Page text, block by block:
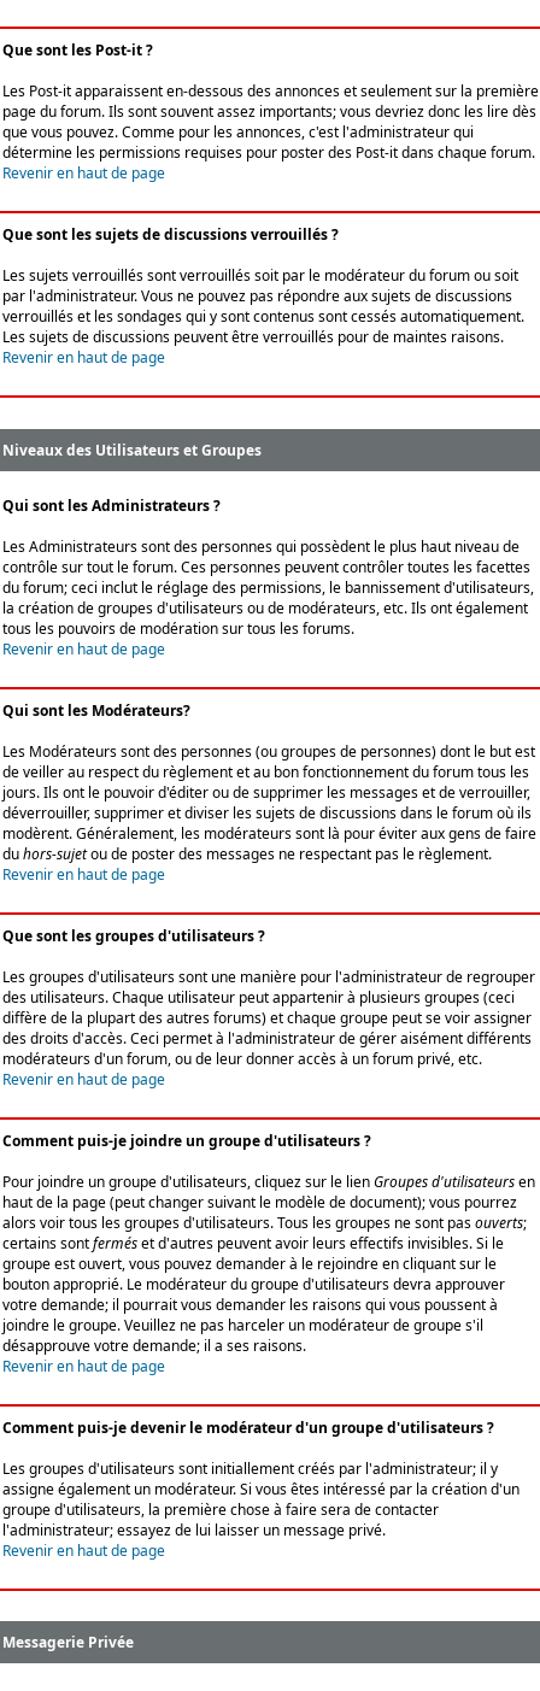
Que sont les Post-it ?
Les Post-it apparaissent en-dessous des annonces et seulement sur la première
page du forum. Ils sont souvent assez importants; vous devriez donc les lire dès
que vous pouvez. Comme pour les annonces, c'est l'administrateur qui
détermine les permissions requises pour poster des Post-it dans chaque forum.
Revenir en haut de page
Que sont les sujets de discussions verrouillés ?
Les sujets verrouillés sont verrouillés soit par le modérateur du forum ou soit
par l'administrateur. Vous ne pouvez pas répondre aux sujets de discussions
verrouillés et les sondages qui y sont contenus sont cessés automatiquement.
Les sujets de discussions peuvent être verrouillés pour de maintes raisons.
Revenir en haut de page
Niveaux des Utilisateurs et Groupes
Qui sont les Administrateurs ?
Les Administrateurs sont des personnes qui possèdent le plus haut niveau de
contrôle sur tout le forum. Ces personnes peuvent contrôler toutes les facettes
du forum; ceci inclut le réglage des permissions, le bannissement d'utilisateurs,
la création de groupes d'utilisateurs ou de modérateurs, etc. Ils ont également
tous les pouvoirs de modération sur tous les forums.
Revenir en haut de page
Qui sont les Modérateurs?
Les Modérateurs sont des personnes (ou groupes de personnes) dont le but est
de veiller au respect du règlement et au bon fonctionnement du forum tous les
jours. Ils ont le pouvoir d'éditer ou de supprimer les messages et de verrouiller,
déverrouiller, supprimer et diviser les sujets de discussions dans le forum où ils
modèrent. Généralement, les modérateurs sont là pour éviter aux gens de faire
duhors-sujetou de poster des messages ne respectant pas le règlement.
Revenir en haut de page
Que sont les groupes d'utilisateurs ?
Les groupes d'utilisateurs sont une manière pour l'administrateur de regrouper
des utilisateurs. Chaque utilisateur peut appartenir à plusieurs groupes (ceci
diffère de la plupart des autres forums) et chaque groupe peut se voir assigner
des droits d'accès. Ceci permet à l'administrateur de gérer aisément différents
modérateurs d'un forum, ou de leur donner accès à un forum privé, etc.
Revenir en haut de page
Comment puis-je joindre un groupe d'utilisateurs ?
Pour joindre un groupe d'utilisateurs, cliquez sur le lienGroupes d'utilisateursen
haut de la page (peut changer suivant le modèle de document); vous pourrez
alors voir tous les groupes d'utilisateurs. Tous les groupes ne sont pasouverts;
certains sontferméset d'autres peuvent avoir leurs effectifs invisibles. Si le
groupe est ouvert, vous pouvez demander à le rejoindre en cliquant sur le
bouton approprié. Le modérateur du groupe d'utilisateurs devra approuver
votre demande; il pourrait vous demander les raisons qui vous poussent à
joindre le groupe. Veuillez ne pas harceler un modérateur de groupe s'il
désapprouve votre demande; il a ses raisons.
Revenir en haut de page
Comment puis-je devenir le modérateur d'un groupe d'utilisateurs ?
Les groupes d'utilisateurs sont initiallement créés par l'administrateur; il y
assigne également un modérateur. Si vous êtes intéressé par la création d'un
groupe d'utilisateurs, la première chose à faire sera de contacter
l'administrateur; essayez de lui laisser un message privé.
Revenir en haut de page
Messagerie Privée